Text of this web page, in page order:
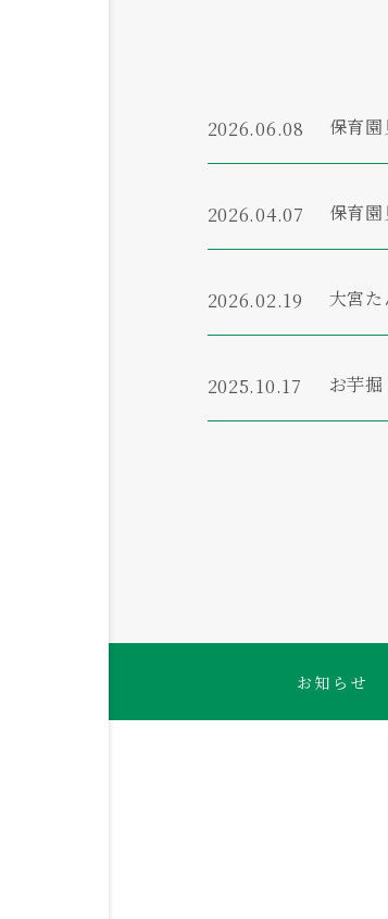
2026.06.08 保育園
2026.04.07 保育園
2026.02.19 大宮
2025.10.17 お芋
お知らせ